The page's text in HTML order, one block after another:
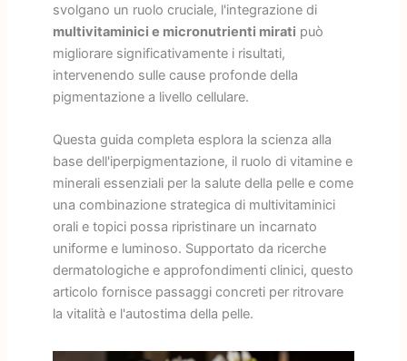
svolgano un ruolo cruciale, l'integrazione di
multivitaminici e micronutrienti mirati può
migliorare significativamente i risultati,
intervenendo sulle cause profonde della
pigmentazione a livello cellulare.
Questa guida completa esplora la scienza alla
base dell'iperpigmentazione, il ruolo di vitamine e
minerali essenziali per la salute della pelle e come
una combinazione strategica di multivitaminici
orali e topici possa ripristinare un incarnato
uniforme e luminoso. Supportato da ricerche
dermatologiche e approfondimenti clinici, questo
articolo fornisce passaggi concreti per ritrovare
la vitalità e l'autostima della pelle.